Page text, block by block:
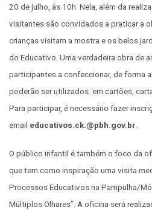
20 de julho, às 10h. Nela, além da
visitantes são convidados a praticar a
crianças visitam a mostra e os belos
do Educativo. Uma verdadeira obra de
participantes a confeccionar, de forma
poderão ser utilizados em cartões,
Para participar, é necessário fazer
email educativos.ck.@pbh.gov.br
O público infantil é também o foco da
que tem como inspiração uma visita
Processos Educativos na Pampulha/
Múltiplos Olhares”. A oficina será